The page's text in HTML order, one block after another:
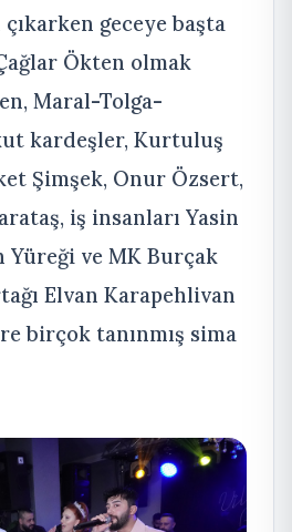
geceye başta
Ökten olmak
Maral-Tolga-
kardeşler, Kurtuluş
Şimşek, Onur Özsert,
iş insanları Yasin
Yüreği ve MK Burçak
Elvan Karapehlivan
birçok tanınmış sima